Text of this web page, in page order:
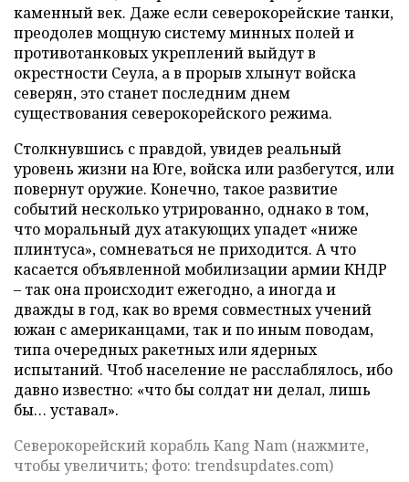
каменный век. Даже если северокорейские танки,
преодолев мощную систему минных полей и
противотанковых укреплений выйдут в
окрестности Сеула, а в прорыв хлынут войска
северян, это станет последним днем
существования северокорейского режима.
Столкнувшись с правдой, увидев реальный
уровень жизни на Юге, войска или разбегутся, или
повернут оружие. Конечно, такое развитие
событий несколько утрированно, однако в том,
что моральный дух атакующих упадет «ниже
плинтуса», сомневаться не приходится. А что
касается объявленной мобилизации армии КНДР
– так она происходит ежегодно, а иногда и
дважды в год, как во время совместных учений
южан с американцами, так и по иным поводам,
типа очередных ракетных или ядерных
испытаний. Чтоб население не расслаблялось, ибо
давно известно: «что бы солдат ни делал, лишь
бы… уставал».
Северокорейский корабль Kang Nam (нажмите,
чтобы увеличить; фото: trendsupdates.com)